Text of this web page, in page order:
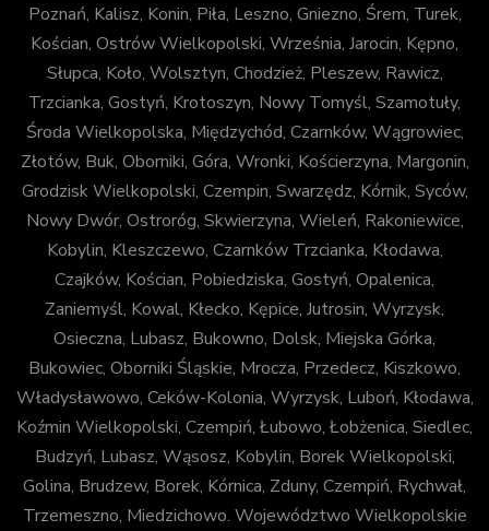
Poznań, Kalisz, Konin, Piła, Leszno, Gniezno, Śrem, Turek,
Kościan, Ostrów Wielkopolski, Września, Jarocin, Kępno,
Słupca, Koło, Wolsztyn, Chodzież, Pleszew, Rawicz,
Trzcianka, Gostyń, Krotoszyn, Nowy Tomyśl, Szamotuły,
Środa Wielkopolska, Międzychód, Czarnków, Wągrowiec,
Złotów, Buk, Oborniki, Góra, Wronki, Kościerzyna, Margonin,
Grodzisk Wielkopolski, Czempin, Swarzędz, Kórnik, Syców,
Nowy Dwór, Ostroróg, Skwierzyna, Wieleń, Rakoniewice,
Kobylin, Kleszczewo, Czarnków Trzcianka, Kłodawa,
Czajków, Kościan, Pobiedziska, Gostyń, Opalenica,
Zaniemyśl, Kowal, Kłecko, Kępice, Jutrosin, Wyrzysk,
Osieczna, Lubasz, Bukowno, Dolsk, Miejska Górka,
Bukowiec, Oborniki Śląskie, Mrocza, Przedecz, Kiszkowo,
Władysławowo, Ceków-Kolonia, Wyrzysk, Luboń, Kłodawa,
Koźmin Wielkopolski, Czempiń, Łubowo, Łobżenica, Siedlec,
Budzyń, Lubasz, Wąsosz, Kobylin, Borek Wielkopolski,
Golina, Brudzew, Borek, Kórnica, Zduny, Czempiń, Rychwał,
Trzemeszno, Miedzichowo. Województwo Wielkopolskie